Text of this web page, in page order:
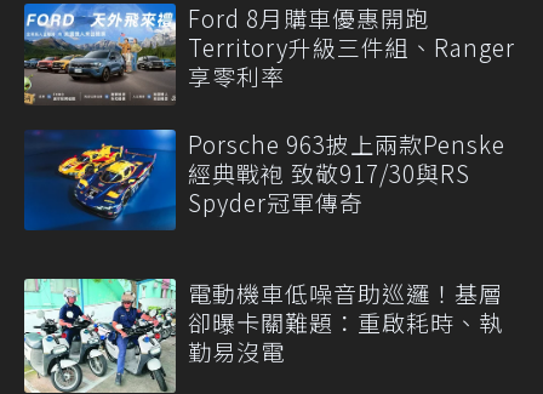
Ford 8月購車優惠開跑
Territory升級三件組、Ranger
享零利率
Porsche 963披上兩款Penske
經典戰袍 致敬917/30與RS
Spyder冠軍傳奇
電動機車低噪音助巡邏！基層
卻曝卡關難題：重啟耗時、執
勤易沒電